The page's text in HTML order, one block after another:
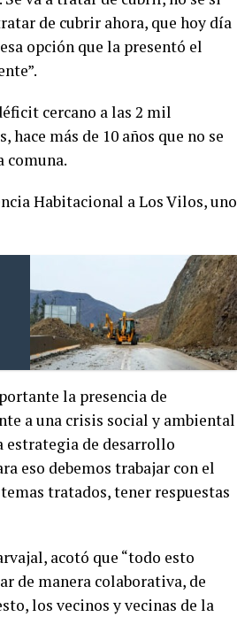
de cubrir ahora, que hoy día
opción que la presentó el
cercano a las 2 mil
más de 10 años que no se
comuna.
Habitacional a Los Vilos, uno
la presencia de
a una crisis social y ambiental
estrategia de desarrollo
eso debemos trabajar con el
tratados, tener respuestas
acotó que “todo esto
de manera colaborativa, de
los vecinos y vecinas de la